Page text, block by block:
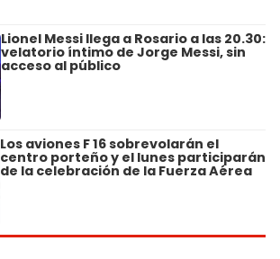
Lionel Messi llega a Rosario a las 20.30:
velatorio íntimo de Jorge Messi, sin
acceso al público
Los aviones F 16 sobrevolarán el
centro porteño y el lunes participarán
de la celebración de la Fuerza Aérea